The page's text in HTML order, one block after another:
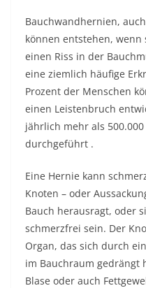
Bauchwandhernien,
können entstehen,
einen Riss in der
eine ziemlich häufige
Prozent der Menschen
einen Leistenbruch
jährlich mehr als
durchgeführt .
Eine Hernie kann
Knoten – oder
Bauch herausragt, oder
schmerzfrei sein. Der
Organ, das sich durch
im Bauchraum gedrängt
Blase oder auch